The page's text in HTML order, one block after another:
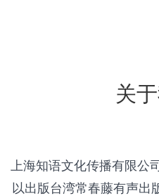
关
上海知语文化传播有限公
以出版台湾常春藤有声出